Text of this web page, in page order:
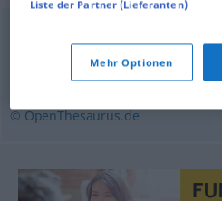
Aneignung,Besetzung,
Angliederung,Invasion,
© OpenThesaurus.de
Liste der Partner (Lieferanten)
Mehr Optionen